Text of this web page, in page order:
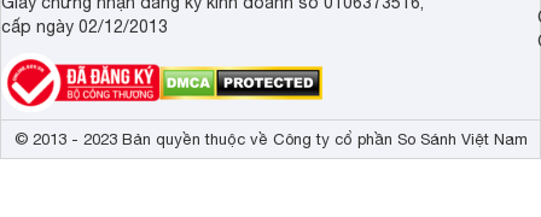
cấp ngày 02/12/2013
© 2013 - 2023 Bản quyền thuộc về Công ty cổ phần So Sánh Việt Nam